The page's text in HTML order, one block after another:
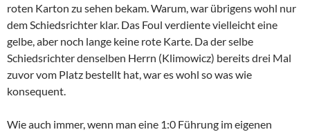
roten Karton zu sehen bekam. Warum, war übrigens wohl nur
dem Schiedsrichter klar. Das Foul verdiente vielleicht eine
gelbe, aber noch lange keine rote Karte. Da der selbe
Schiedsrichter denselben Herrn (Klimowicz) bereits drei Mal
zuvor vom Platz bestellt hat, war es wohl so was wie
konsequent.
Wie auch immer, wenn man eine 1:0 Führung im eigenen